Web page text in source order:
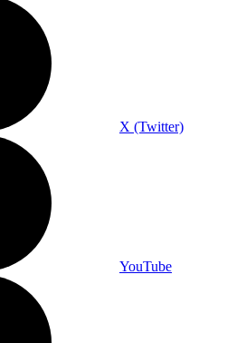
X (Twitter)
YouTube